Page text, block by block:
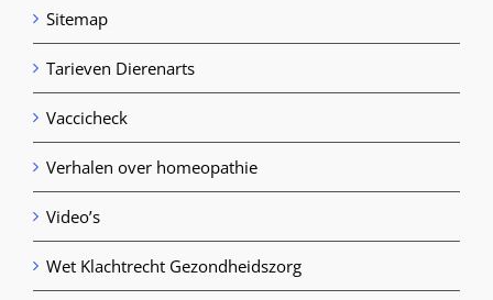
Sitemap
Tarieven Dierenarts
Vaccicheck
Verhalen over homeopathie
Video’s
Wet Klachtrecht Gezondheidszorg